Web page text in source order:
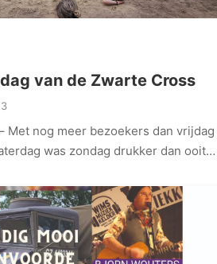
van de Zwarte Cross
– Met nog meer bezoekers dan vrijdag
was zondag drukker dan ooit.